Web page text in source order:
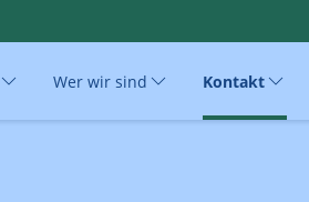
Wer wir sind Kontakt